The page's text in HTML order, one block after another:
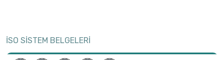
İSO SİSTEM BELGELERİ